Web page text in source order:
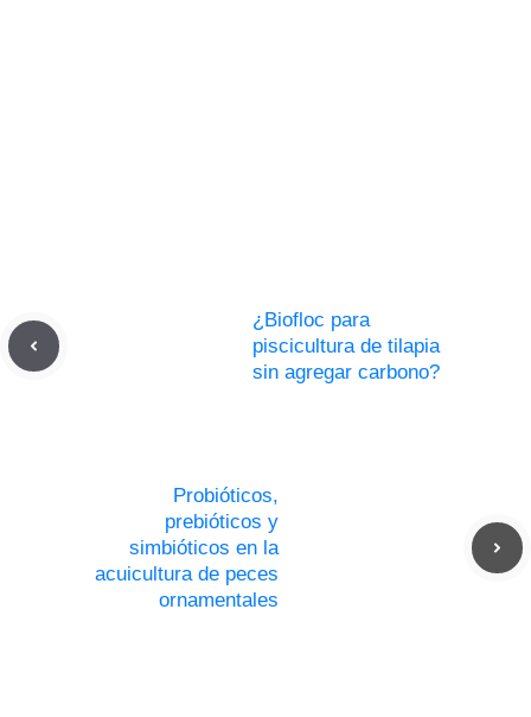
¿Biofloc para
piscicultura de tilapia
sin agregar carbono?
Probióticos,
prebióticos y
simbióticos en la
acuicultura de peces
ornamentales